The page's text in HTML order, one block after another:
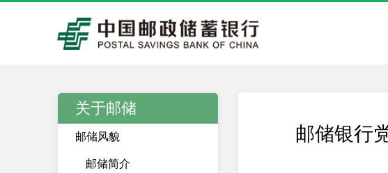
关于邮储
邮储风貌
邮储简介
邮储银行